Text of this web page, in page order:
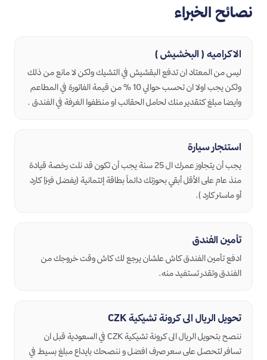
نصائح الخبراء
الاكراميه ( البخشيش )
ليس من المعتاد ان تدفع البقشيش في التشيك ولكن لا مانع من ذلك
ولكن يجب اولا ان تحسب حوالي 10 % من قيمة الفاتورة في المطاعم
وايضا مبلغ كتقدير منك لحامل الحقائب او منظفوا الغرفة في الفندق .
استئجار سيارة
يجب أن يتجاوز عمرك ال 25 سنة يجب أن تكون قد نلت رخصة قيادة
منذ عام على الأقل أبقي بحوزتك دائماً بطاقة إئتمانية (يفضل فيزا كارد
أو ماستر كارد ).
تأمين الفندق
ادفع تأمين الفندق كاش علشان يرجع لك كاش وقت خروجك من
الفندق وتقدر تستفيد منه.
تحويل الريال الى كرونة تشيكية CZK
ننصح بتحويل الريال الى كرونة تشيكية CZK في السعودية قبل ان
تسافر لتحصل على سعر صرف افضل و ننصحك بايداع مبلغ بسيط في